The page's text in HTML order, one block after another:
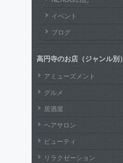
イベント
ブログ
高円寺のお店（ジャンル別）
アミューズメント
グルメ
居酒屋
ヘアサロン
ビューティ
リラクゼーション